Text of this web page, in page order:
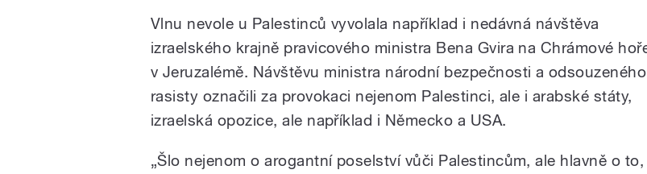
Vlnu nevole u Palestinců vyvolala například i nedávná návštěva
izraelského krajně pravicového ministra Bena Gvira na Chrámové
v Jeruzalémě. Návštěvu ministra národní bezpečnosti a odsouzeného
rasisty označili za provokaci nejenom Palestinci, ale i arabské státy,
izraelská opozice, ale například i Německo a USA.
„Šlo nejenom o arogantní poselství vůči Palestincům, ale hlavně o to,